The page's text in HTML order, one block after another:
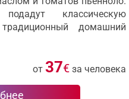
классическую
домашний
от 37€ за человека